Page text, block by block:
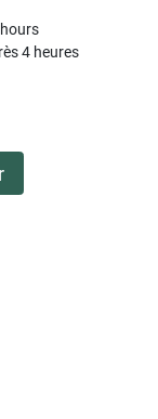
4 heures